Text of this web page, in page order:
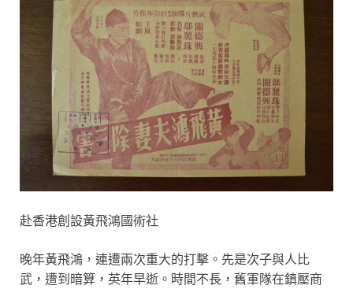
赴香港創設黃飛鴻國術社
晚年黃飛鴻，連遭兩次重大的打擊。先是次子與人比
武，遭到暗算，英年早逝。時間不長，舊軍隊在鎮壓商